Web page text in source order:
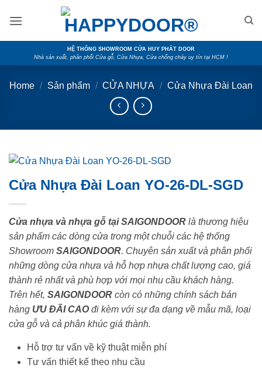
HỆ THỐNG SHOWROOM CỬA HUY PHÁT DOOR
Nhà sản xuất, phân phối Cửa gỗ, Cửa Nhựa, Cửa chống cháy uy tín tại HCM !
Home / Sản phẩm / CỬA NHỰA / Cửa Nhựa Đài Loan
Cửa Nhựa Đài Loan YO-26-DL-SGD
Cửa nhựa và nhựa gỗ tại SAIGONDOOR là thương hiệu
sản phẩm các dòng cửa trong một chuỗi các hệ thống
Showroom SAIGONDOOR. Chuyên sản xuất và phân phối
những dòng cửa nhựa và hỗ hợp nhựa chất lượng cao, giá
thành rẻ nhất và phù hợp với mọi nhu cầu khách hàng.
Trên hết, SAIGONDOOR còn có những chính sách bán
hàng ƯU ĐÃI CAOđi kèm với sự đa dạng về mẫu mã, loại
cửa gỗ và cả phân khúc giá thành.
Hỗ trợ tư vấn về kỹ thuật miễn phí
Tư vấn thiết kế theo nhu cầu